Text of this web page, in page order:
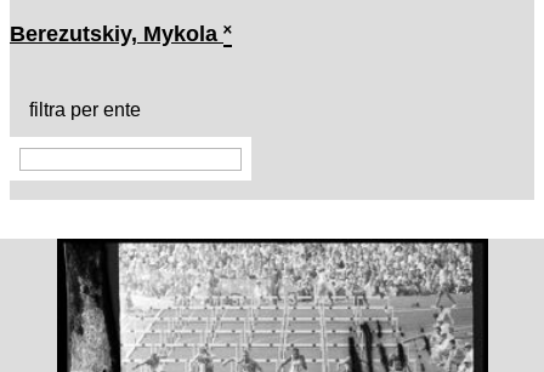
Berezutskiy, Mykola ˟
filtra per ente